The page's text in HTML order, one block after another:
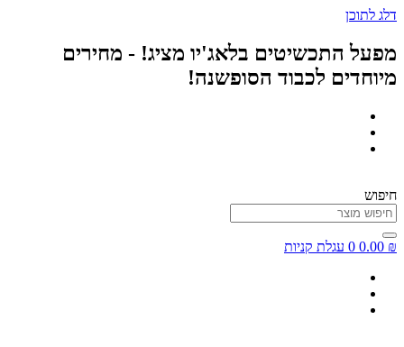
דלג לתוכן
מפעל התכשיטים בלאג'יו מציג! - מחירים
מיוחדים לכבוד הסופשנה!
חיפוש
0.00 ₪
0 עגלת קניות